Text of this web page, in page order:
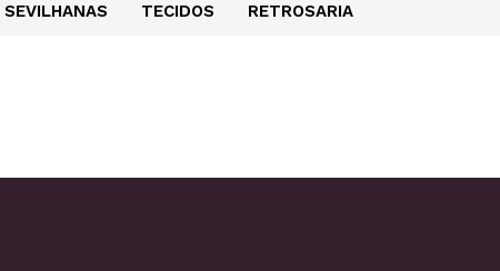
SEVILHANAS TECIDOS RETROSARIA